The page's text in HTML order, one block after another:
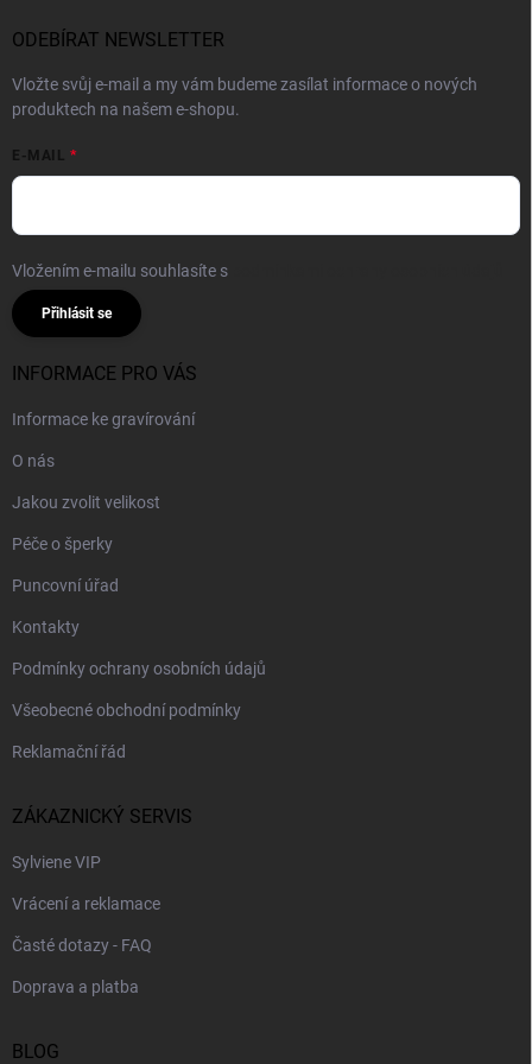
ODEBÍRAT NEWSLETTER
Vložte svůj e-mail a my vám budeme zasílat informace o nových
produktech na našem e-shopu.
E-MAIL
Vložením e-mailu souhlasíte s
Přihlásit se
INFORMACE PRO VÁS
Informace ke gravírování
O nás
Jakou zvolit velikost
Péče o šperky
Puncovní úřad
Kontakty
Podmínky ochrany osobních údajů
Všeobecné obchodní podmínky
Reklamační řád
ZÁKAZNICKÝ SERVIS
Sylviene VIP
Vrácení a reklamace
Časté dotazy - FAQ
Doprava a platba
BLOG